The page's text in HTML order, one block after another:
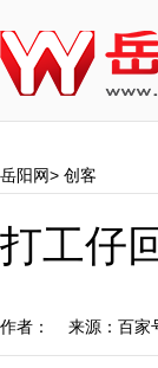
岳阳网> 创客
打工仔
作者： 来源：百家